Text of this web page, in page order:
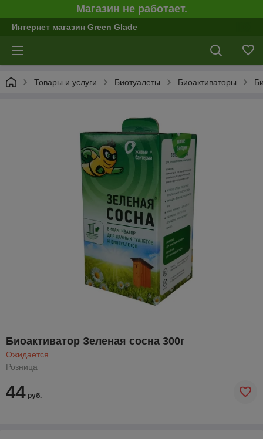
Магазин не работает.
Интернет магазин Green Glade
Товары и услуги Биотуалеты Биоактиваторы
Биоактиватор Зеленая сосна 300г
Ожидается
Розница
44 руб.